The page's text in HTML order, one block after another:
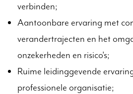
verbinden;
Aantoonbare ervaring met
verandertrajecten en het
onzekerheden en risico's;
Ruime leidinggevende
professionele organisatie;